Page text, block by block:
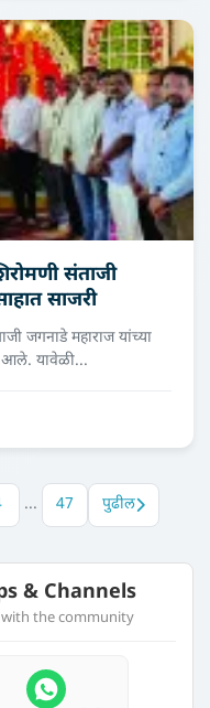
संताजी
साजरी
जगनाडे महाराज यांच्या
आले. यावेळी...
... 47 पुढील
& Channels
the community